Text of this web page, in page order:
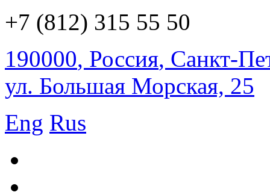
+7 (812) 315 55 50
190000, Россия, Санкт-
ул. Большая Морская, 25
Eng Rus